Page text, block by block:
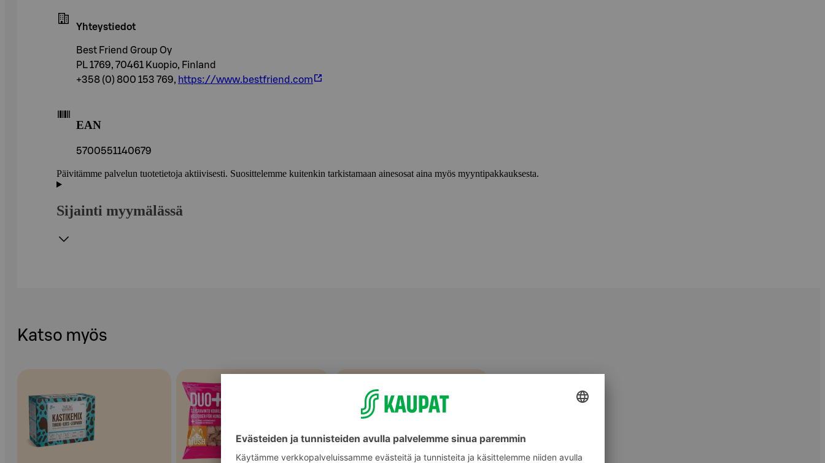
Yhteystiedot
Best Friend Group Oy
PL 1769, 70461 Kuopio, Finland
+358 (0) 800 153 769, https://www.bestfriend.com
EAN
5700551140679
Päivitämme palvelun tuotetietoja aktiivisesti. Suosittelemme kuitenkin tarkistamaan ainesosat aina myös myyntipakkauksesta.
Sijainti myymälässä
Katso myös